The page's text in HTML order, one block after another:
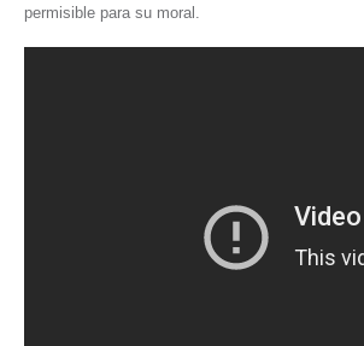
permisible para su moral.